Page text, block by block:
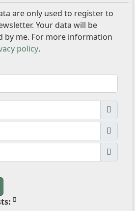
are only used to register to
Your data will be
by me. For more information
policy.